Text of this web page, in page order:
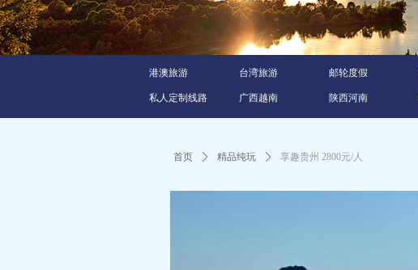
港澳旅游 台湾旅游 邮轮度假
私人定制线路 广西越南 陕西河南
首页 ꄲ 精品纯玩 ꄲ 享趣贵州 2800元/人